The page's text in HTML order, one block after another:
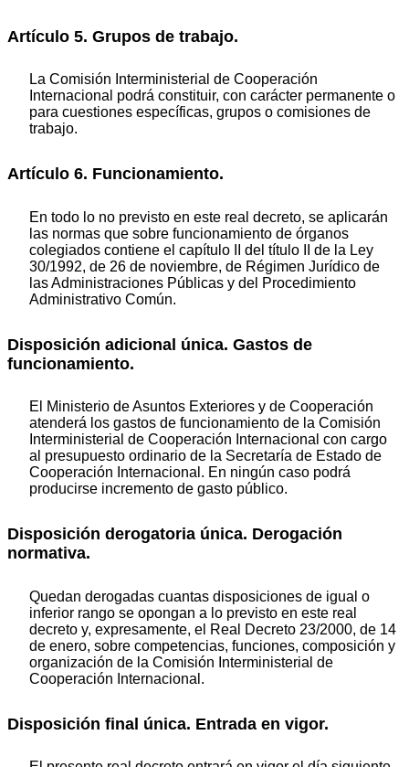
Artículo 5. Grupos de trabajo.
La Comisión Interministerial de Cooperación
Internacional podrá constituir, con carácter permanente o
para cuestiones específicas, grupos o comisiones de
trabajo.
Artículo 6. Funcionamiento.
En todo lo no previsto en este real decreto, se aplicarán
las normas que sobre funcionamiento de órganos
colegiados contiene el capítulo II del título II de la Ley
30/1992, de 26 de noviembre, de Régimen Jurídico de
las Administraciones Públicas y del Procedimiento
Administrativo Común.
Disposición adicional única. Gastos de
funcionamiento.
El Ministerio de Asuntos Exteriores y de Cooperación
atenderá los gastos de funcionamiento de la Comisión
Interministerial de Cooperación Internacional con cargo
al presupuesto ordinario de la Secretaría de Estado de
Cooperación Internacional. En ningún caso podrá
producirse incremento de gasto público.
Disposición derogatoria única. Derogación
normativa.
Quedan derogadas cuantas disposiciones de igual o
inferior rango se opongan a lo previsto en este real
decreto y, expresamente, el Real Decreto 23/2000, de 14
de enero, sobre competencias, funciones, composición y
organización de la Comisión Interministerial de
Cooperación Internacional.
Disposición final única. Entrada en vigor.